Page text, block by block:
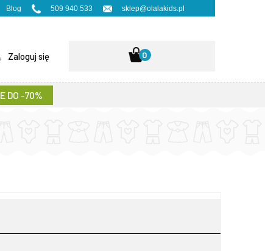
Blog 509 940 533 sklep@olalakids.pl
0
Zaloguj się
DO -70%